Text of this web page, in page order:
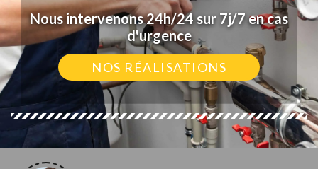
Nous intervenons 24h/24 sur 7j/7 en cas
d'urgence
NOS RÉALISATIONS